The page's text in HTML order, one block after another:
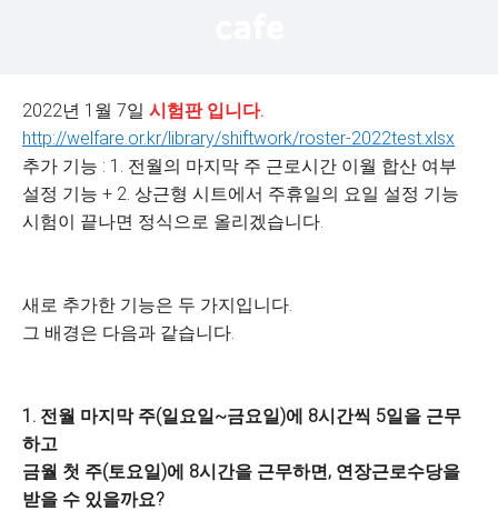
2022년 1월 7일 시험판 입니다.
http://welfare.or.kr/library/shiftwork/roster-2022test.xlsx
추가 기능 : 1. 전월의 마지막 주 근로시간 이월 합산 여부
설정 기능 + 2. 상근형 시트에서 주휴일의 요일 설정 기능
시험이 끝나면 정식으로 올리겠습니다.
새로 추가한 기능은 두 가지입니다.
그 배경은 다음과 같습니다.
1. 전월 마지막 주(일요일~금요일)에 8시간씩 5일을 근무
하고
금월 첫 주(토요일)에 8시간을 근무하면, 연장근로수당을
받을 수 있을까요?